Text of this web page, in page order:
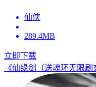
仙侠
|
289.4MB
立即下载
《仙缘剑（送魂环无限